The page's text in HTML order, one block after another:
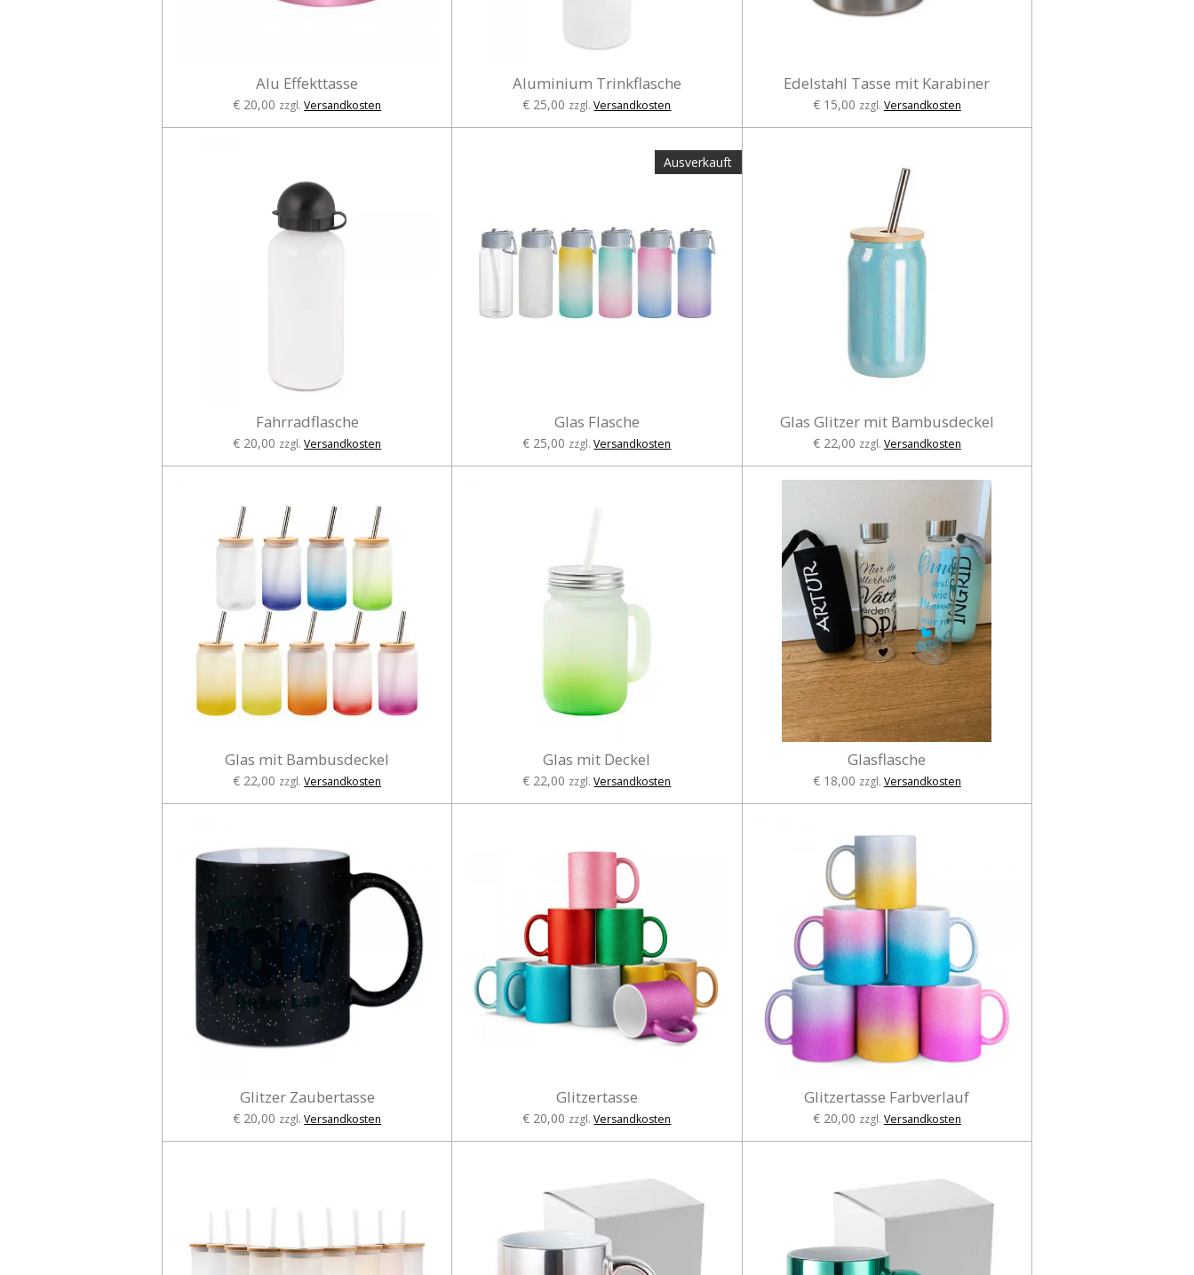
Alu Effekttasse
€ 20,00 zzgl.Versandkosten
Aluminium Trinkflasche
€ 25,00 zzgl.Versandkosten
Edelstahl Tasse mit Karabiner
€ 15,00 zzgl. Versandkosten
Fahrradflasche
€ 20,00 zzgl.Versandkosten
Ausverkauft
Glas Flasche
€ 25,00 zzgl.Versandkosten
Glas Glitzer mit Bambusdeckel
€ 22,00 zzgl. Versandkosten
Glas mit Bambusdeckel
€ 22,00 zzgl.Versandkosten
Glas mit Deckel
€ 22,00 zzgl.Versandkosten
Glasflasche
€ 18,00 zzgl. Versandkosten
Glitzer Zaubertasse
€ 20,00 zzgl.Versandkosten
Glitzertasse
€ 20,00 zzgl.Versandkosten
Glitzertasse Farbverlauf
€ 20,00 zzgl. Versandkosten